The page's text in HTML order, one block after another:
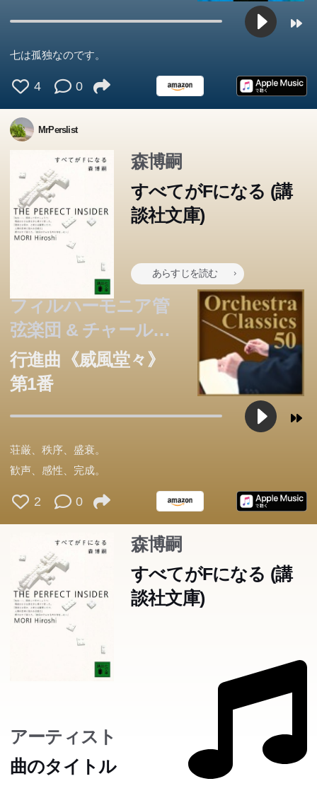
七は孤独なのです。
4 0
MrPerslist
森博嗣
すべてがFになる (講
談社文庫)
あらすじを読む
フィルハーモニア管
弦楽団 & チャール
ズ・グローヴズ
行進曲《威風堂々》
第1番
荘厳、秩序、盛衰。
歓声、感性、完成。
2 0
森博嗣
すべてがFになる (講
談社文庫)
アーティスト
曲のタイトル